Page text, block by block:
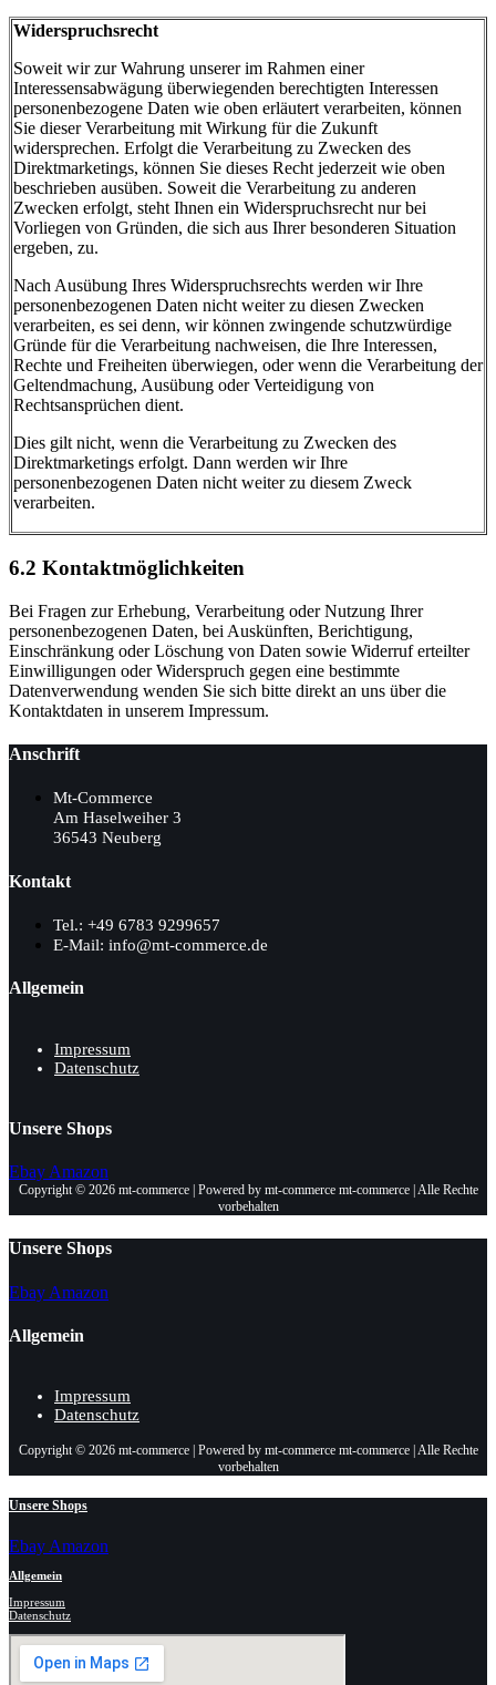
Widerspruchsrecht
Soweit wir zur Wahrung unserer im Rahmen einer
Interessensabwägung überwiegenden berechtigten Interessen
personenbezogene Daten wie oben erläutert verarbeiten, können
Sie dieser Verarbeitung mit Wirkung für die Zukunft
widersprechen. Erfolgt die Verarbeitung zu Zwecken des
Direktmarketings, können Sie dieses Recht jederzeit wie oben
beschrieben ausüben. Soweit die Verarbeitung zu anderen
Zwecken erfolgt, steht Ihnen ein Widerspruchsrecht nur bei
Vorliegen von Gründen, die sich aus Ihrer besonderen Situation
ergeben, zu.
Nach Ausübung Ihres Widerspruchsrechts werden wir Ihre
personenbezogenen Daten nicht weiter zu diesen Zwecken
verarbeiten, es sei denn, wir können zwingende schutzwürdige
Gründe für die Verarbeitung nachweisen, die Ihre Interessen,
Rechte und Freiheiten überwiegen, oder wenn die Verarbeitung der
Geltendmachung, Ausübung oder Verteidigung von
Rechtsansprüchen dient.
Dies gilt nicht, wenn die Verarbeitung zu Zwecken des
Direktmarketings erfolgt. Dann werden wir Ihre
personenbezogenen Daten nicht weiter zu diesem Zweck
verarbeiten.
6.2 Kontaktmöglichkeiten
Bei Fragen zur Erhebung, Verarbeitung oder Nutzung Ihrer
personenbezogenen Daten, bei Auskünften, Berichtigung,
Einschränkung oder Löschung von Daten sowie Widerruf erteilter
Einwilligungen oder Widerspruch gegen eine bestimmte
Datenverwendung wenden Sie sich bitte direkt an uns über die
Kontaktdaten in unserem Impressum.
Anschrift
Mt-Commerce
Am Haselweiher 3
36543 Neuberg
Kontakt
Tel.: +49 6783 9299657
E-Mail: info@mt-commerce.de
Allgemein
Impressum
Datenschutz
Unsere Shops
Ebay Amazon
Copyright © 2026 mt-commerce | Powered by mt-commerce mt-commerce | Alle Rechte
vorbehalten
Unsere Shops
Ebay Amazon
Allgemein
Impressum
Datenschutz
Copyright © 2026 mt-commerce | Powered by mt-commerce mt-commerce | Alle Rechte
vorbehalten
Unsere Shops
Ebay Amazon
Allgemein
Impressum
Datenschutz